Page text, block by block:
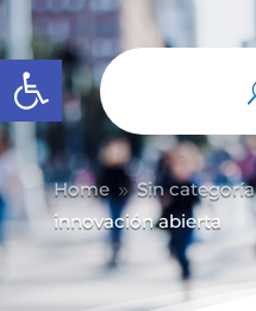
Abrir barra de
Home 9 Sin categoría
innovación abierta